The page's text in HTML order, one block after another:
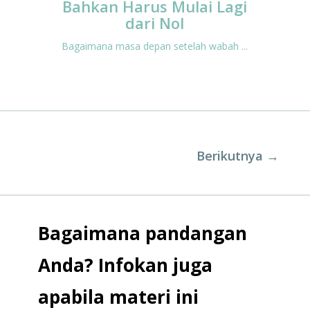
Bahkan Harus Mulai Lagi
dari Nol
Bagaimana masa depan setelah wabah ...
Berikutnya →
Bagaimana pandangan
Anda? Infokan juga
apabila materi ini